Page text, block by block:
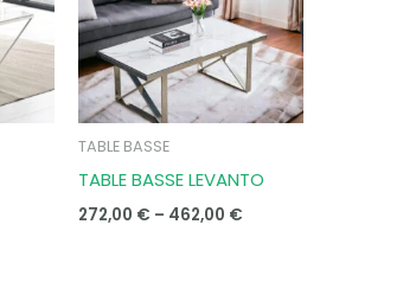
TABLE BASSE
TABLE BASSE LEVANTO
272,00 € – 462,00 €